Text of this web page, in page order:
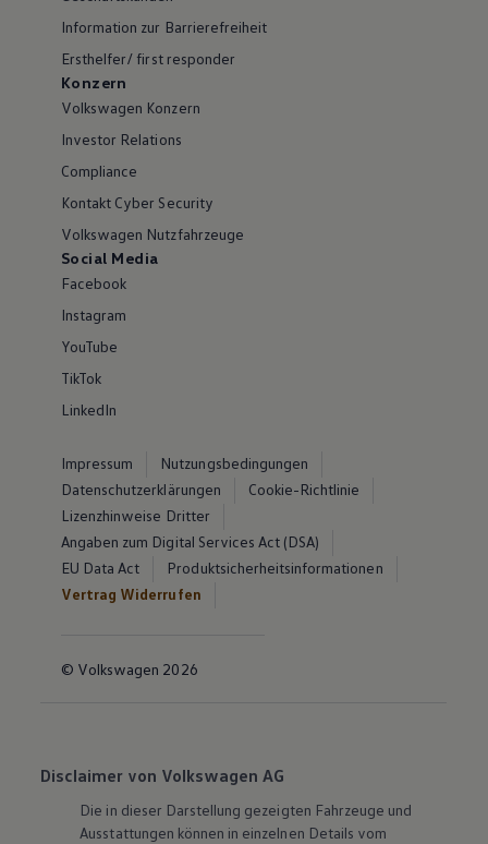
Information zur Barrierefreiheit
Ersthelfer/ first responder
Konzern
Volkswagen Konzern
Investor Relations
Compliance
Kontakt Cyber Security
Volkswagen Nutzfahrzeuge
Social Media
Facebook
Instagram
YouTube
TikTok
LinkedIn
Impressum
Nutzungsbedingungen
Datenschutzerklärungen
Cookie-Richtlinie
Lizenzhinweise Dritter
Angaben zum Digital Services Act (DSA)
EU Data Act
Produktsicherheitsinformationen
Vertrag Widerrufen
© Volkswagen 2026
Disclaimer von Volkswagen AG
Die in dieser Darstellung gezeigten Fahrzeuge und
Ausstattungen können in einzelnen Details vom